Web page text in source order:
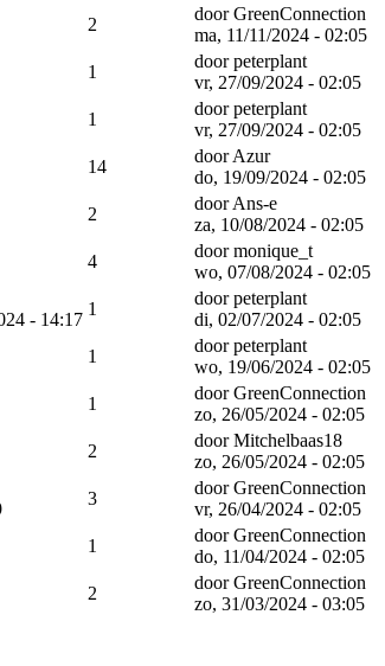
2
doorGreenConnection
ma, 11/11/2024 - 02:05
1
doorpeterplant
vr, 27/09/2024 - 02:05
1
doorpeterplant
vr, 27/09/2024 - 02:05
14
doorAzur
do, 19/09/2024 - 02:05
2
doorAns-e
za, 10/08/2024 - 02:05
4
doormonique_t
wo, 07/08/2024 - 02:05
- 14:17
1
doorpeterplant
di, 02/07/2024 - 02:05
1
doorpeterplant
wo, 19/06/2024 - 02:05
1
doorGreenConnection
zo, 26/05/2024 - 02:05
2
doorMitchelbaas18
zo, 26/05/2024 - 02:05
3
doorGreenConnection
vr, 26/04/2024 - 02:05
1
doorGreenConnection
do, 11/04/2024 - 02:05
2
doorGreenConnection
zo, 31/03/2024 - 03:05